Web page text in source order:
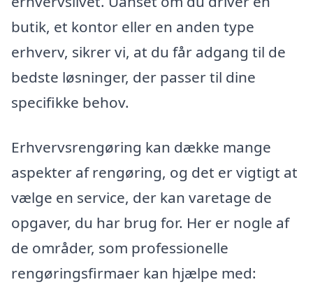
butik, et kontor eller en anden type
erhverv, sikrer vi, at du får adgang til de
bedste løsninger, der passer til dine
specifikke behov.
Erhvervsrengøring kan dække mange
aspekter af rengøring, og det er vigtigt at
vælge en service, der kan varetage de
opgaver, du har brug for. Her er nogle af
de områder, som professionelle
rengøringsfirmaer kan hjælpe med: